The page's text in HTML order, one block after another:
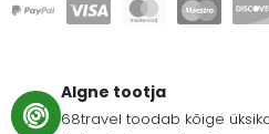
Algne tootja
68travel toodab kõige